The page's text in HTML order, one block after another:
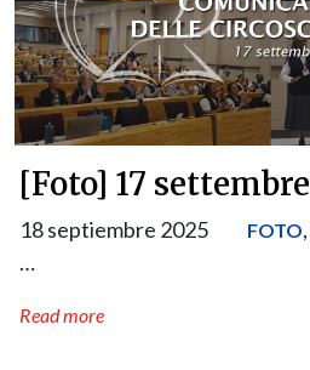
[Foto] 17 settembre
18 septiembre 2025 FOTO,
…
Read more